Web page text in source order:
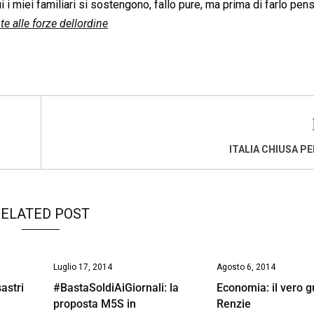
i miei familiari si sostengono, fallo pure, ma prima di farlo
alle forze dellordine
ITALIA CHIUSA
POST
Luglio 17, 2014
#BastaSoldiAiGiornali: la
proposta M5S in
Agosto 6, 2014
Economia: il vero
Renzie